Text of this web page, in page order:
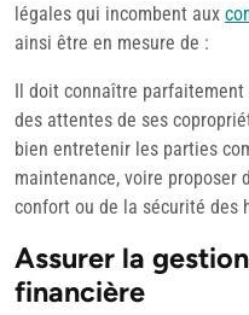
légales qui incombent aux
ainsi être en mesure de :
Il doit connaître parfaitement
des attentes de ses
bien entretenir les parties
maintenance, voire proposer
confort ou de la sécurité des
Assurer la
financière